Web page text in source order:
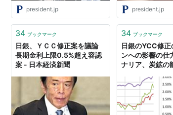
president.jp president.jp
34 ブックマーク
日銀、ＹＣＣ修正案を議論
長期金利上限0.5%超え容認
案 - 日本経済新聞
34 ブックマーク
日銀のYCC修
ンへの影響の仕
ナリア、炭鉱の